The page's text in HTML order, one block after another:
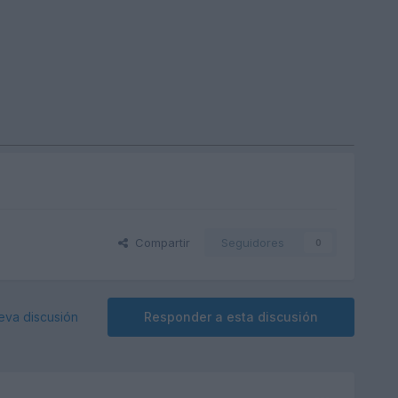
Compartir Seguidores 0
Responder a esta discusión
discusión